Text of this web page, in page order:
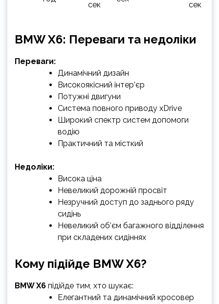
сек сек
BMW X6: Переваги та недоліки
Переваги:
Динамічний дизайн
Високоякісний інтер’єр
Потужні двигуни
Система повного приводу xDrive
Широкий спектр систем допомоги
водію
Практичний та місткий
Недоліки:
Висока ціна
Невеликий дорожній просвіт
Незручний доступ до заднього ряду
сидінь
Невеликий об’єм багажного відділення
при складених сидіннях
Кому підійде BMW X6?
BMW X6 підійде тим, хто шукає:
Елегантний та динамічний кросовер